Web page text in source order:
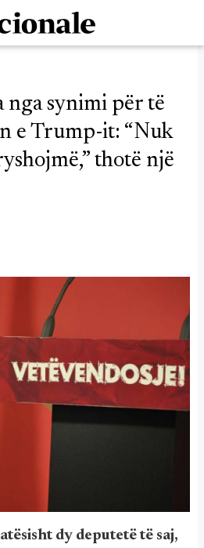
nga synimi për të
e Trump-it: “Nuk
thotë një
dy deputetë të saj,